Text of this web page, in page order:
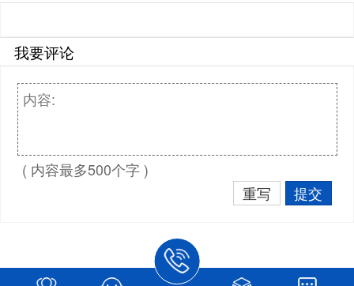
我要评论
( 内容最多500个字 )
重写
提交